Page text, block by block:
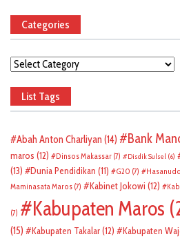
Categories
Categories
List Tags
Abah Anton Charliyan (14) Bank
maros (12) Dinsos Makassar (7) Disdik Sulsel (6)
(13)
Dunia Pendidikan (11) G20 (7)
Maminasata Maros (7) Kabinet Jokowi (12)
(7) Kabupaten Maros
(15)
Kabupaten Takalar(12) Kabupaten